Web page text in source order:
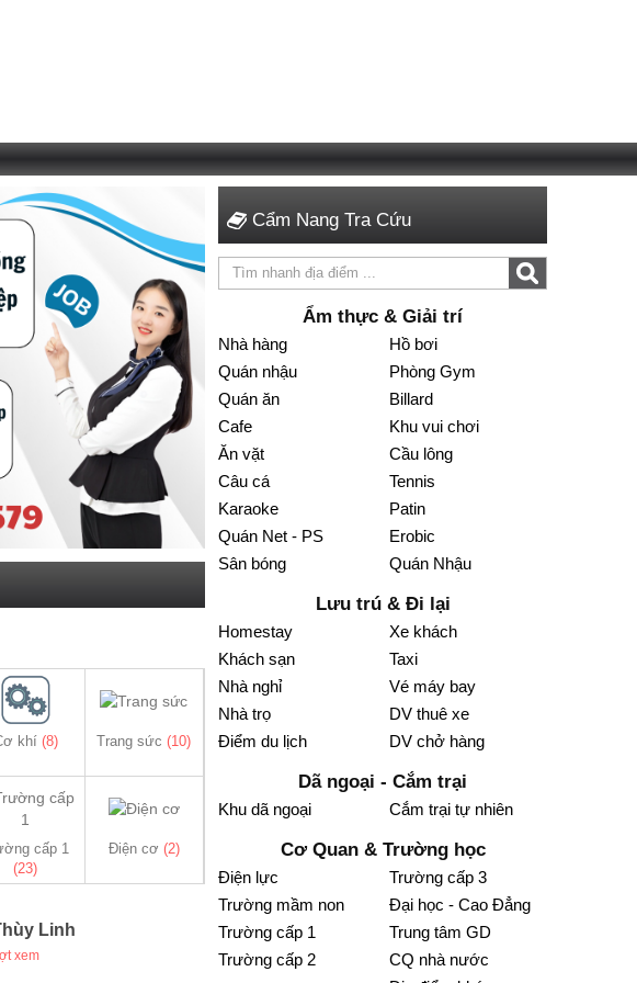
khí (8)
cấp 1
(23)
Trang sức(10)
Điện cơ (2)
Đồ gỗ(10)
Đồ thể thao(10)
Cây xăng(6)
Nông sản(15)
Điện thoại
CQ nhà nước
Linh
xem
Cẩm Nang Tra Cứu
Ẩm thực & Giải trí
Nhà hàng
Quán nhậu
Quán ăn
Cafe
Ăn vặt
Câu cá
Karaoke
Quán Net - PS
Sân bóng
Hồ bơi
Phòng Gym
Billard
Khu vui chơi
Cầu lông
Tennis
Patin
Erobic
Quán Nhậu
Lưu trú & Đi lại
Homestay
Khách sạn
Nhà nghỉ
Nhà trọ
Điểm du lịch
Xe khách
Taxi
Vé máy bay
DV thuê xe
DV chở hàng
Dã ngoại - Cắm trại
Khu dã ngoại Cắm trại tự nhiên
Cơ Quan & Trường học
Điện lực
Trường mầm non
Trường cấp 1
Trường cấp 2
Trường cấp 3
Đại học - Cao Đẳng
Trung tâm GD
CQ nhà nước